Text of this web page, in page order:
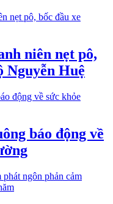
niên nẹt pô,
Nguyễn Huệ
báo động về